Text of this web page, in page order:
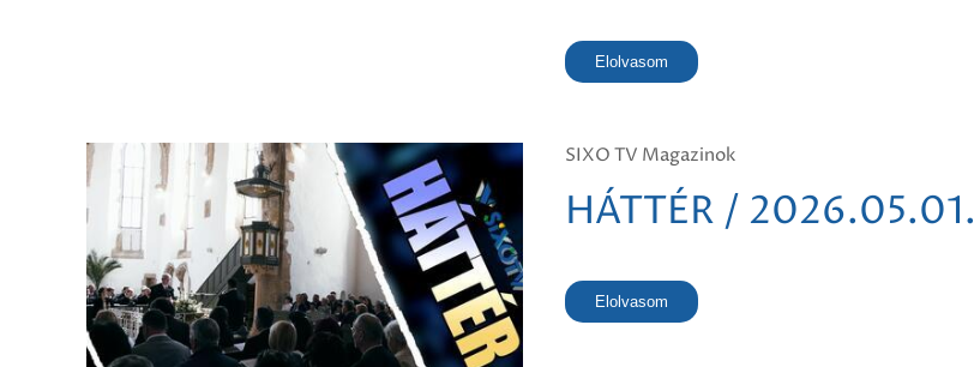
Elolvasom
SIXO TV Magazinok
HÁTTÉR / 2026.05.01.
Elolvasom